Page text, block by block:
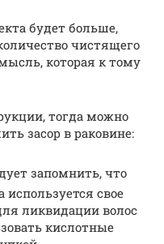
будет больше,
чистящего
которая к тому
тогда можно
засор в раковине:
запомнить, что
используется свое
ликвидации волос
кислотные